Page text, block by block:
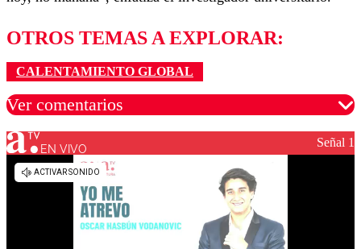
OTROS TEMAS A EXPLORAR:
CALENTAMIENTO GLOBAL
Ver comentarios
Los comentarios son moderados para garantizar un
diálogo respetuoso.
EN VIVO Señal 1